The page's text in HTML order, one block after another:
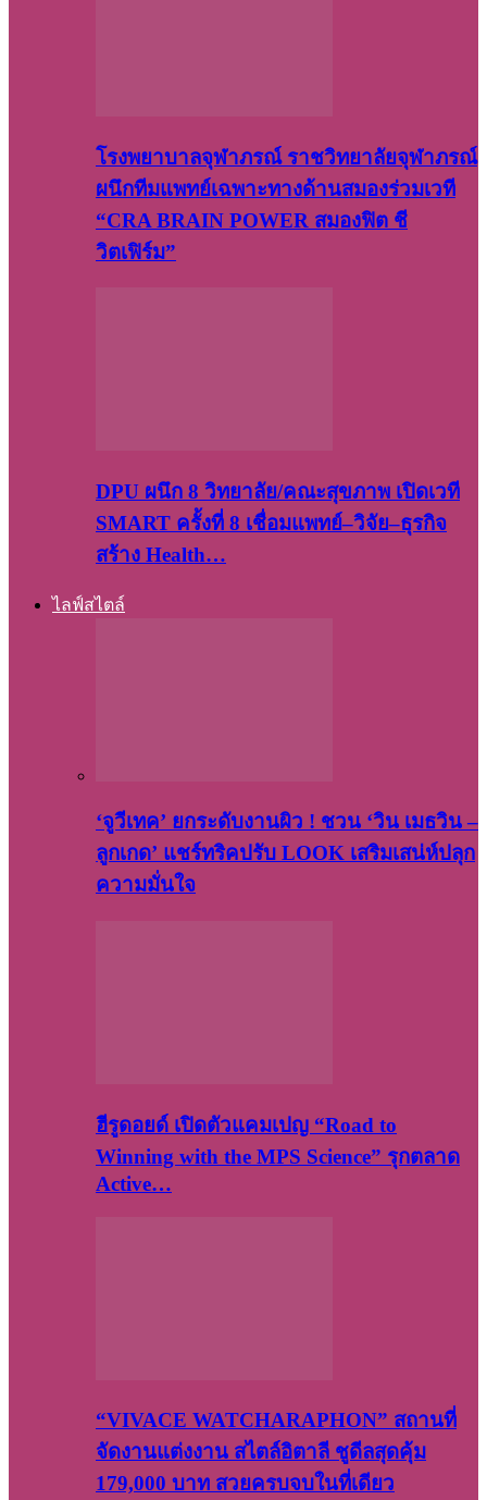
โรงพยาบาลจุฬาภรณ์ ราชวิทยาลัยจุฬาภรณ์
ผนึกทีมแพทย์เฉพาะทางด้านสมองร่วมเวที
“CRA BRAIN POWER สมองฟิต ชี
วิตเฟิร์ม”
DPU ผนึก 8 วิทยาลัย/คณะสุขภาพ เปิดเวที
SMART ครั้งที่ 8 เชื่อมแพทย์–วิจัย–ธุรกิจ
สร้าง Health…
ไลฟ์สไตล์
‘จูวีเทค’ ยกระดับงานผิว ! ชวน ‘วิน เมธวิน –
ลูกเกด’ แชร์ทริคปรับ LOOK เสริมเสน่ห์ปลุก
ความมั่นใจ
ฮีรูดอยด์ เปิดตัวแคมเปญ “Road to
Winning with the MPS Science” รุกตลาด
Active…
“VIVACE WATCHARAPHON” สถานที่
จัดงานแต่งงาน สไตล์อิตาลี ชูดีลสุดคุ้ม
179,000 บาท สวยครบจบในที่เดียว